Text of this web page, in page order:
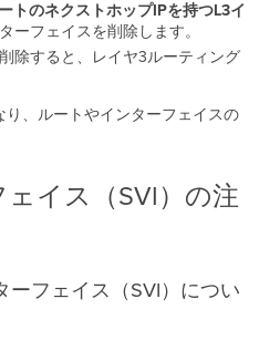
トのネクストホップIPを持つL3イ
ーフェイスを削除します。
除すると、レイヤ3ルーティング
、ルートやインターフェイスの
イス（SVI）の注
ーフェイス（SVI）につい